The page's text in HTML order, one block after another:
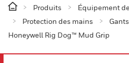
Produits
Équipement
Protection des mains
Gants
Honeywell Rig Dog™ Mud Grip